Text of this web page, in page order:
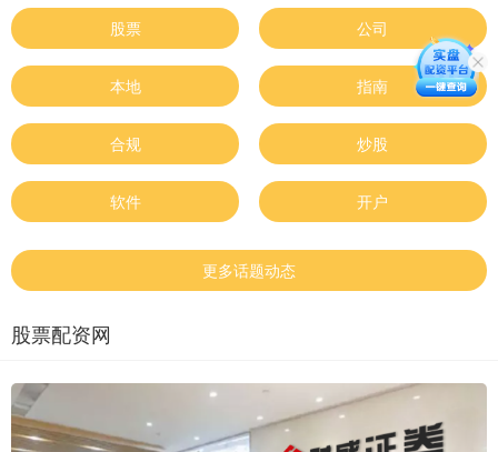
股票 公司
本地 指南
合规 炒股
软件 开户
更多话题动态
股票配资网